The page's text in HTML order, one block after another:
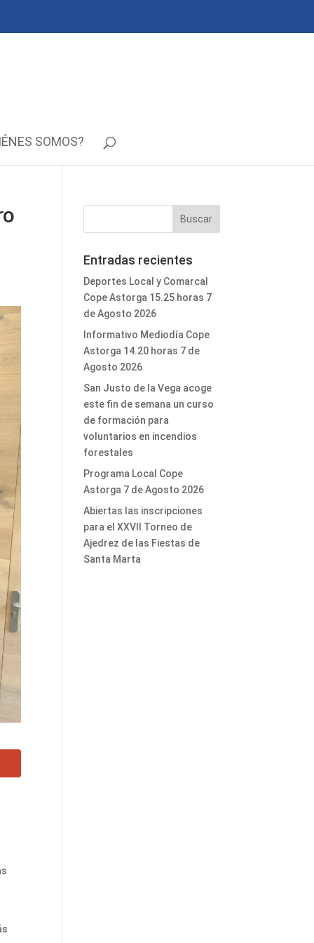
SOMOS?
Entradas recientes
Deportes Local y Comarcal
Cope Astorga 15.25 horas 7
de Agosto 2026
Informativo Mediodía Cope
Astorga 14.20 horas 7 de
Agosto 2026
San Justo de la Vega acoge
este fin de semana un curso
de formación para
voluntarios en incendios
forestales
Programa Local Cope
Astorga 7 de Agosto 2026
Abiertas las inscripciones
para el XXVII Torneo de
Ajedrez de las Fiestas de
Santa Marta